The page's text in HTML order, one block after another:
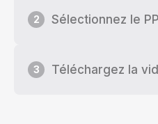
2 Sélectionnez le
3 Téléchargez la